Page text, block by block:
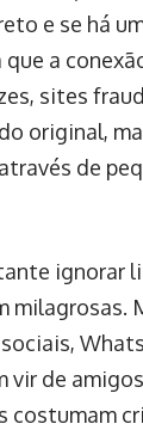
e se há
a
sites
original,
de
ignorar
milagrosas.
vir de
costumam